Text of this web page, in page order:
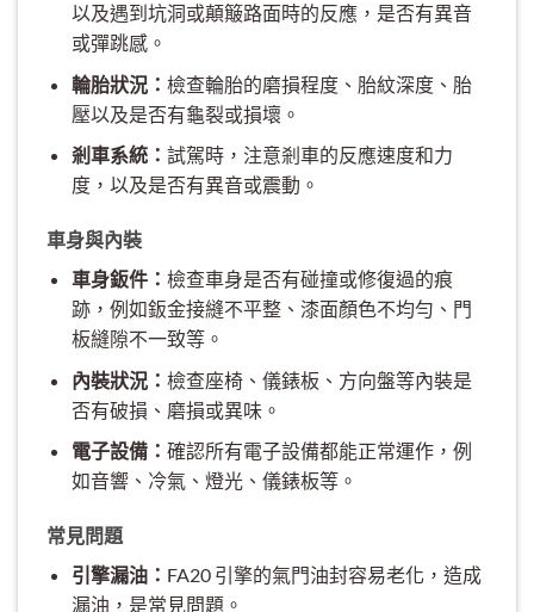
以及遇到坑洞或顛簸路面時的反應，是否有異音
或彈跳感。
輪胎狀況： 檢查輪胎的磨損程度、胎紋深度、胎
壓以及是否有龜裂或損壞。
剎車系統： 試駕時，注意剎車的反應速度和力
度，以及是否有異音或震動。
車身與內裝
車身鈑件： 檢查車身是否有碰撞或修復過的痕
跡，例如鈑金接縫不平整、漆面顏色不均勻、門
板縫隙不一致等。
內裝狀況： 檢查座椅、儀錶板、方向盤等內裝是
否有破損、磨損或異味。
電子設備： 確認所有電子設備都能正常運作，例
如音響、冷氣、燈光、儀錶板等。
常見問題
引擎漏油： FA20 引擎的氣門油封容易老化，造成
漏油，是常見問題。